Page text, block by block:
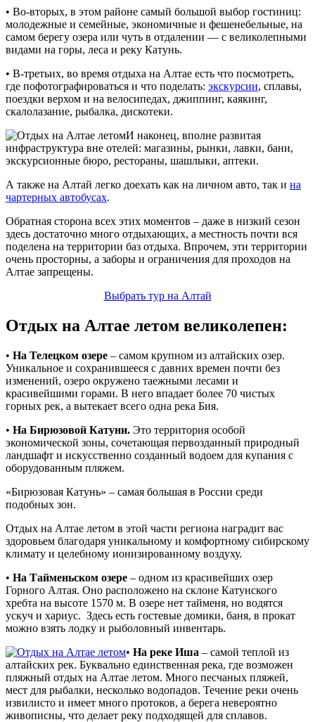
• Во-вторых, в этом районе самый большой выбор гостиниц:
молодежные и семейные, экономичные и фешенебельные, на
самом берегу озера или чуть в отдалении — с великолепными
видами на горы, леса и реку Катунь.
• В-третьих, во время отдыха на Алтае есть что посмотреть,
где пофотографироваться и что поделать: экскурсии, сплавы,
поездки верхом и на велосипедах, джиппинг, каякинг,
скалолазание, рыбалка, дискотеки.
И наконец, вполне развитая
инфраструктура вне отелей: магазины, рынки, лавки, бани,
экскурсионные бюро, рестораны, шашлыки, аптеки.
А также на Алтай легко доехать как на личном авто, так и на
чартерных автобусах.
Обратная сторона всех этих моментов – даже в низкий сезон
здесь достаточно много отдыхающих, а местность почти вся
поделена на территории баз отдыха. Впрочем, эти территории
очень просторны, а заборы и ограничения для проходов на
Алтае запрещены.
Выбрать тур на Алтай
Отдых на Алтае летом великолепен:
• На Телецком озере – самом крупном из алтайских озер.
Уникальное и сохранившееся с давних времен почти без
изменений, озеро окружено таежными лесами и
красивейшими горами. В него впадает более 70 чистых
горных рек, а вытекает всего одна река Бия.
• На Бирюзовой Катуни. Это территория особой
экономической зоны, сочетающая первозданный природный
ландшафт и искусственно созданный водоем для купания с
оборудованным пляжем.
«Бирюзовая Катунь» – самая большая в России среди
подобных зон.
Отдых на Алтае летом в этой части региона наградит вас
здоровьем благодаря уникальному и комфортному сибирскому
климату и целебному ионизированному воздуху.
• На Тайменьском озере – одном из красивейших озер
Горного Алтая. Оно расположено на склоне Катунского
хребта на высоте 1570 м. В озере нет тайменя, но водятся
ускуч и хариус. Здесь есть гостевые домики, баня, в прокат
можно взять лодку и рыболовный инвентарь.
• На реке Иша – самой теплой из
алтайских рек. Буквально единственная река, где возможен
пляжный отдых на Алтае летом. Много песчаных пляжей,
мест для рыбалки, несколько водопадов. Течение реки очень
извилисто и имеет много протоков, а берега невероятно
живописны, что делает реку подходящей для сплавов.